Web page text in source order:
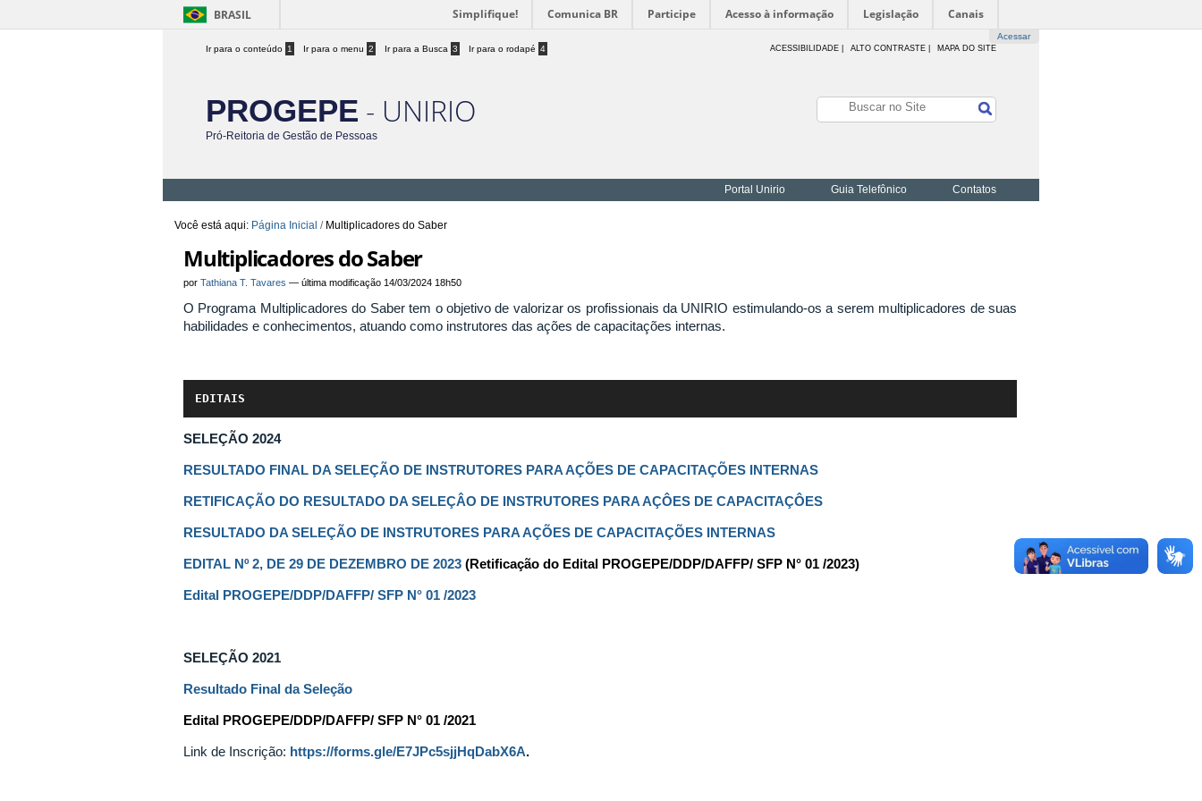
BRASIL Simplifique! Comunica BR Participe Acesso à informação Legislação Canais
Acessar
Ir para o conteúdo 1 Ir para o menu 2 Ir para a Busca 3 Ir para o rodapé 4 ACESSIBILIDADE ALTO CONTRASTE | MAPA DO SITE
PROGEPE - UNIRIO
Pró-Reitoria de Gestão de Pessoas
Portal Unirio Guia Telefônico Contatos
Você está aqui: Página Inicial / Multiplicadores do Saber
Multiplicadores do Saber
por Tathiana T. Tavares — última modificação 14/03/2024 18h50
O Programa Multiplicadores do Saber tem o objetivo de valorizar os profissionais da UNIRIO estimulando-os a serem multiplicadores de suas
habilidades e conhecimentos, atuando como instrutores das ações de capacitações internas.
EDITAIS
SELEÇÃO 2024
RESULTADO FINAL DA SELEÇÃO DE INSTRUTORES PARA AÇÕES DE CAPACITAÇÕES INTERNAS
RETIFICAÇÃO DO RESULTADO DA SELEÇÂO DE INSTRUTORES PARA AÇÔES DE CAPACITAÇÔES
RESULTADO DA SELEÇÃO DE INSTRUTORES PARA AÇÕES DE CAPACITAÇÕES INTERNAS
EDITAL Nº 2, DE 29 DE DEZEMBRO DE 2023 (Retificação do Edital PROGEPE/DDP/DAFFP/ SFP N° 01 /2023)
Edital PROGEPE/DDP/DAFFP/ SFP N° 01 /2023
SELEÇÃO 2021
Resultado Final da Seleção
Edital PROGEPE/DDP/DAFFP/ SFP N° 01 /2021
Link de Inscrição: https://forms.gle/E7JPc5sjjHqDabX6A.